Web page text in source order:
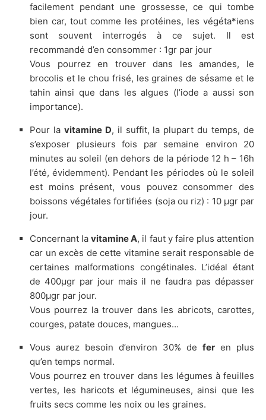
facilement pendant une grossesse, ce qui tombe
bien car, tout comme les protéines, les végéta*iens
sont souvent interrogés à ce sujet. Il est
recommandé d’en consommer : 1gr par jour
Vous pourrez en trouver dans les amandes, le
brocolis et le chou frisé, les graines de sésame et le
tahin ainsi que dans les algues (l’iode a aussi son
importance).
Pour la vitamine D, il suffit, la plupart du temps, de
s’exposer plusieurs fois par semaine environ 20
minutes au soleil (en dehors de la période 12 h – 16h
l’été, évidemment). Pendant les périodes où le soleil
est moins présent, vous pouvez consommer des
boissons végétales fortifiées (soja ou riz) : 10 µgr par
jour.
Concernant lavitamine A, il faut y faire plus attention
car un excès de cette vitamine serait responsable de
certaines malformations congétinales. L’idéal étant
de 400µgr par jour mais il ne faudra pas dépasser
800µgr par jour.
Vous pourrez la trouver dans les abricots, carottes,
courges, patate douces, mangues…
Vous aurez besoin d’environ 30% de fer en plus
qu’en temps normal.
Vous pourrez en trouver dans les légumes à feuilles
vertes, les haricots et légumineuses, ainsi que les
fruits secs comme les noix ou les graines.